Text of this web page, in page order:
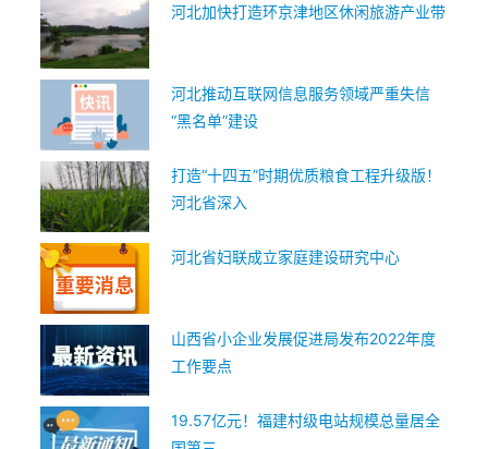
河北加快打造环京津地区休闲旅游产业带
河北推动互联网信息服务领域严重失信
“黑名单”建设
打造“十四五”时期优质粮食工程升级版！
河北省深入
河北省妇联成立家庭建设研究中心
山西省小企业发展促进局发布2022年度
工作要点
19.57亿元！福建村级电站规模总量居全